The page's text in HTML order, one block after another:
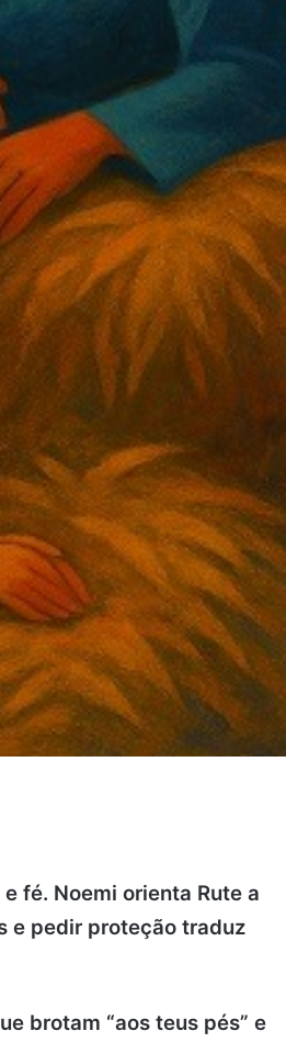
fé. Noemi orienta Rute a
e pedir proteção traduz
brotam “aos teus pés” e